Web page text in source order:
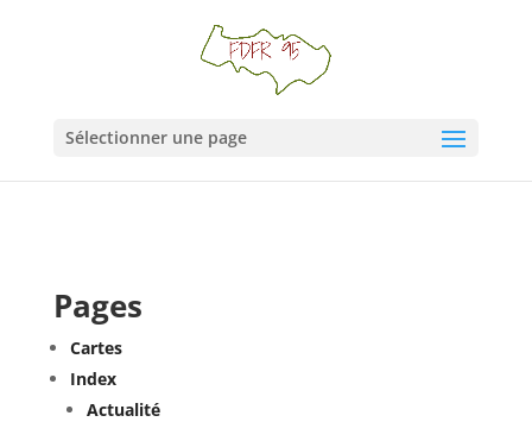
Sélectionner une page
Pages
Cartes
Index
Actualité